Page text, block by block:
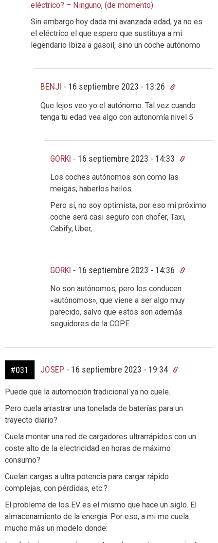
eléctrico? – Ninguno, (de momento)
Sin embargo hoy dada mi avanzada edad, ya no es
el eléctrico el que espero que sustituya a mi
legendario Ibiza a gasoil, sino un coche autónomo
BENJI - 16 septiembre 2023 - 13:26
Que lejos veo yo el autónomo. Tal vez cuando
tenga tu edad vea algo con autonomía nivel 5
GORKI - 16 septiembre 2023 - 14:33
Los coches autónomos son como las
meigas, haberlos hailos.
Pero si, no soy optimista, por eso mi próximo
coche será casi seguro con chofer, Taxi,
Cabify, Uber,…
GORKI - 16 septiembre 2023 - 14:36
No son autónomos, pero los conducen
«autónomos», que viene a ser algo muy
parecido, salvo que estos son además
seguidores de la COPE
#031 JOSEP - 16 septiembre 2023 - 19:34
Puede que la automoción tradicional ya no cuele.
Pero cuela arrastrar una tonelada de baterías para un
trayecto diario?
Cuela montar una red de cargadores ultrarrápidos con un
coste alto de la electricidad en horas de máximo
consumo?
Cuelan cargas a ultra potencia para cargar rápido
complejas, con pérdidas, etc.?
El problema de los EV es el mismo que hace un siglo. El
almacenamiento de la energía. Por eso, a mi me cuela
mucho más un modelo donde: